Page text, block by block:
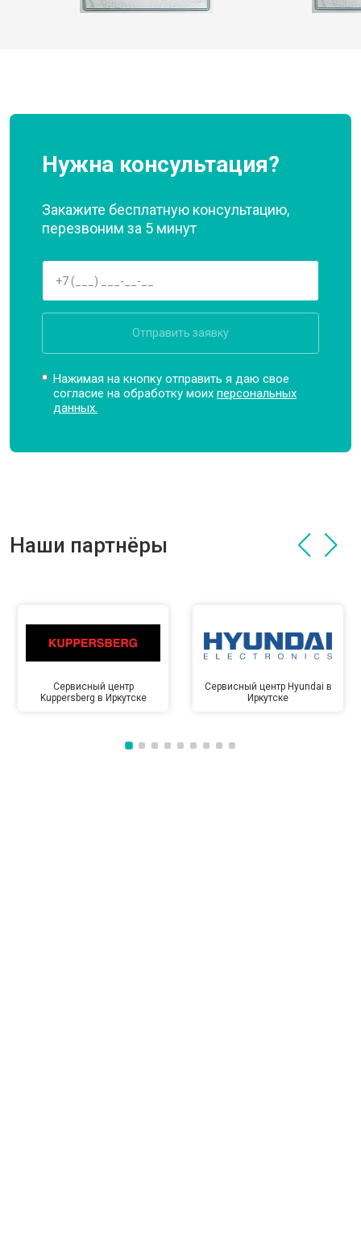
Нужна консультация?
Закажите бесплатную консультацию,
перезвоним за 5 минут
Отправить заявку
Нажимая на кнопку отправить я даю свое
согласие на обработку моихперсональных
данных.
Наши партнёры
Сервисный центр
Kuppersberg в Иркутске
Сервисный центр Hyundai в
Иркутске